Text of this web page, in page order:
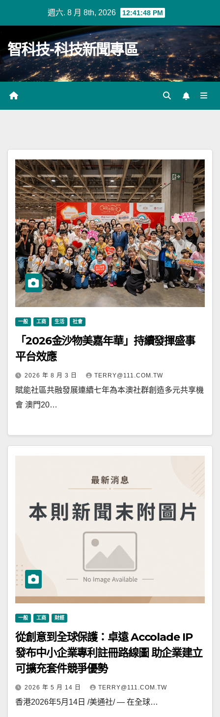
週六. 8 月 8th, 2026 12:41:49 PM
智科技-科技新聞專區
一般 工商 生活 社會
「2026金沙物美嘉年華」持續發揮盛事
平台效應
2026 年 8 月 3 日 TERRY@111.COM.TW
賦能社區共融發展連續七年為本澳社群創造多元共享機
會 澳門20…
一般 工商 財經
從創意到全球保護：卓遠 Accolade IP
發布中小企業專利註冊路線圖 助企業建立
可擴充套件競爭優勢
2026 年 5 月 14 日 TERRY@111.COM.TW
香港2026年5月14日 /美通社/ — 在全球…